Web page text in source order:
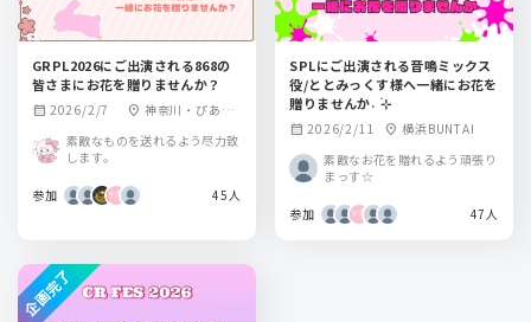
GRPL2026にご出演される868の
皆さまにお花を贈りませんか？
calendar_month 2026/2/7 location_on 神奈川・ぴあア
リーナMM
素敵なものを送れるよう尽力致
します。
参加 45人
SPLにご出演される音鳴ミックス
役/ととみっくす様へ一緒にお花を
贈りませんか˖ ࣪⊹
calendar_month 2026/2/11 location_on 横浜BUNTAI
素敵なお花を贈れるよう頑張り
まっす☆
参加 47人
企画完了